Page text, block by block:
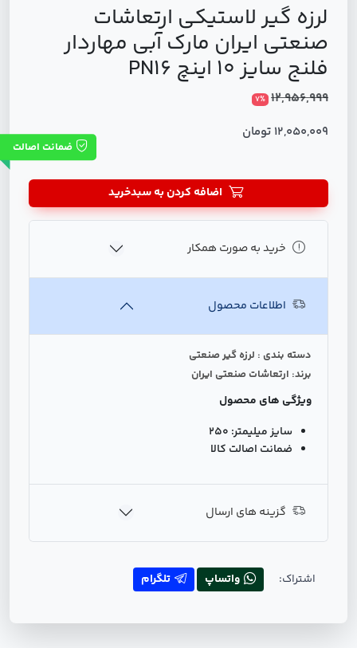
لرزه ‌گیر لاستیکی ارتعاشات
صنعتی ایران مارک آبی مهاردار
فلنج سایز 10 اینچ PN16
12,956,999
7%
12,050,009 تومان
ضمانت اصالت
اضافه کردن به سبدخرید
خرید به صورت همکار
اطلاعات محصول
دسته بندی : لرزه گیر صنعتی
برند: ارتعاشات صنعتی ایران
ویژگی های محصول
سایز میلیمتر: 250
ضمانت اصالت کالا
گزینه های ارسال
اشتراک: واتساپ تلگرام